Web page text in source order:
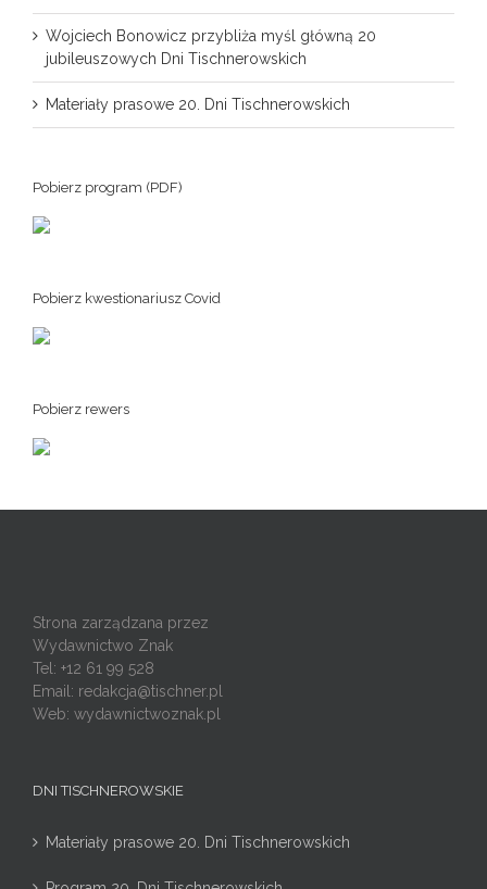
Wojciech Bonowicz przybliża myśl główną 20
jubileuszowych Dni Tischnerowskich
Materiały prasowe 20. Dni Tischnerowskich
Pobierz program (PDF)
Pobierz kwestionariusz Covid
Pobierz rewers
Strona zarządzana przez
Wydawnictwo Znak
Tel: +12 61 99 528
Email: redakcja@tischner.pl
Web: wydawnictwoznak.pl
DNI TISCHNEROWSKIE
Materiały prasowe 20. Dni Tischnerowskich